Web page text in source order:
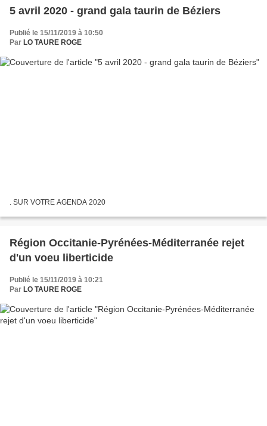
5 avril 2020 - grand gala taurin de Béziers
Publié le 15/11/2019 à 10:50
Par LO TAURE ROGE
. SUR VOTRE AGENDA 2020
Région Occitanie-Pyrénées-Méditerranée rejet
d'un voeu liberticide
Publié le 15/11/2019 à 10:21
Par LO TAURE ROGE